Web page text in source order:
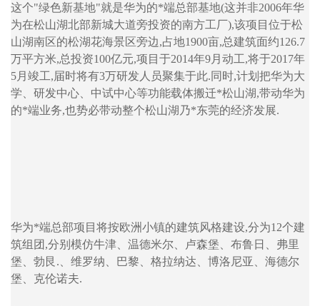
这个"绿色新基地"就是华为的*端总部基地(这并非2006年华
为在松山湖北部新城大道旁投资的南方工厂),该项目位于松
山湖南区的松湖花海景区旁边,占地1900亩,总建筑面约126.7
万平方米,总投资100亿元,项目于2014年9月动工,将于2017年
5月竣工,届时将有3万研发人员聚集于此.同时,计划把华为大
学、研发中心、中试中心等功能载体搬迁*松山湖,带动华为
的*端业务,也势必带动整个松山湖乃*东莞的经济发展.
华为*端总部项目将按欧洲小镇的建筑风格建设,分为12个建
筑组团,分别模仿牛津、温德米尔、卢森堡、布鲁日、弗里
堡、勃艮.、维罗纳、巴黎、格拉纳达、博洛尼亚、海德尔
堡、克伦诺夫.